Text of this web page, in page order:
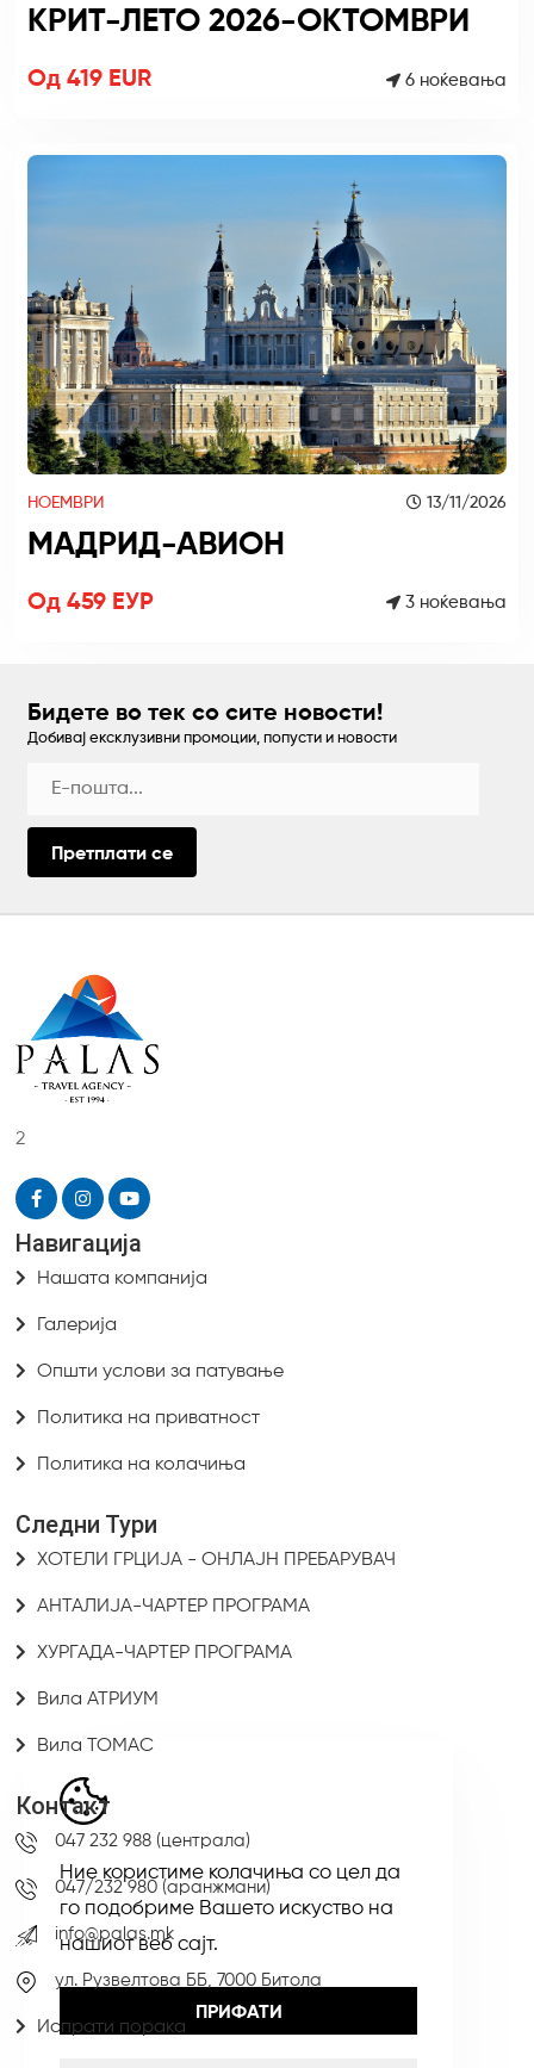
КРИТ-ЛЕТО 2026-ОКТОМВРИ
Од 419 EUR 6 ноќевања
НОЕМВРИ 13/11/2026
МАДРИД-АВИОН
Од 459 ЕУР 3 ноќевања
Ние користиме колачиња со цел да
го подобриме Вашето искуство на
нашиот веб сајт.
ПРИФАТИ
Бидете во тек со сите новости!
Добивај ексклузивни промоции, попусти и новости
Претплати се
2
Навигација
Нашата компанија
Галерија
Општи услови за патување
Политика на приватност
Политика на колачиња
Следни Тури
ХОТЕЛИ ГРЦИЈА - ОНЛАЈН ПРЕБАРУВАЧ
АНТАЛИЈА-ЧАРТЕР ПРОГРАМА
ХУРГАДА-ЧАРТЕР ПРОГРАМА
Вила АТРИУМ
Вила ТОМАС
Контакт
047 232 988 (централа)
047/232 980 (аранжмани)
info@palas.mk
ул. Рузвелтова ББ, 7000 Битола
Испрати порака